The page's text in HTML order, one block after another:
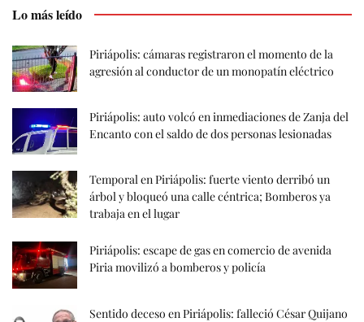
Lo más leído
Piriápolis: cámaras registraron el momento de la
agresión al conductor de un monopatín eléctrico
Piriápolis: auto volcó en inmediaciones de Zanja del
Encanto con el saldo de dos personas lesionadas
Temporal en Piriápolis: fuerte viento derribó un
árbol y bloqueó una calle céntrica; Bomberos ya
trabaja en el lugar
Piriápolis: escape de gas en comercio de avenida
Piria movilizó a bomberos y policía
Sentido deceso en Piriápolis: falleció César Quijano